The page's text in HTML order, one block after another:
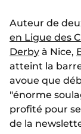
Auteur de
en Ligue des
Derby à Nice,
atteint la barre
avoue que
"énorme
profité pour
de la